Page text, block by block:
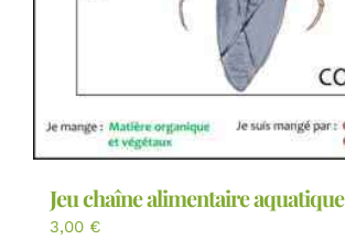
Jeu chaîne alimentaire aquatique
3,00 €